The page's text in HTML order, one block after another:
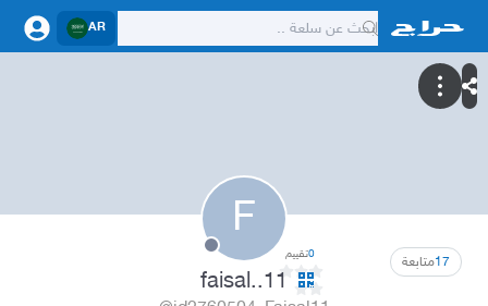
AR
F
17متابعة 0تقييم
faisal..11